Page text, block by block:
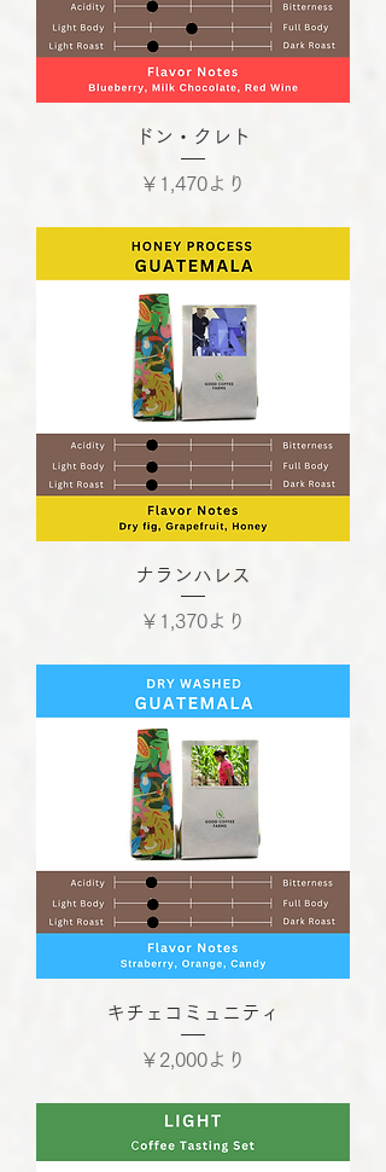
ドン・クレト
￥1,470より
セール価格
ナランハレス
￥1,370より
セール価格
キチェコミュニティ
￥2,000より
セール価格